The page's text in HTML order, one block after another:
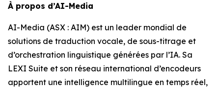
À propos d’AI-Media
AI-Media (ASX : AIM) est un leader mondial de
solutions de traduction vocale, de sous-titrage et
d’orchestration linguistique générées par l’IA. Sa
LEXI Suite et son réseau international d’encodeurs
apportent une intelligence multilingue en temps réel,